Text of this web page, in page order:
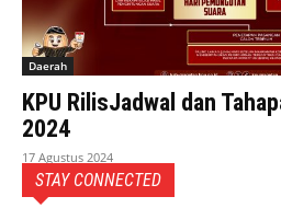
Daerah
KPU RilisJadwal dan
2024
17 Agustus 2024
STAY CONNECTED